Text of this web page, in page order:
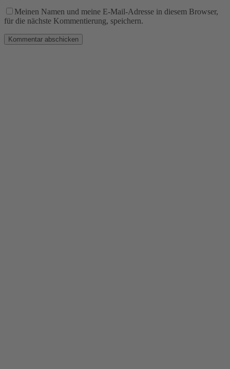
Meinen Namen und meine E-Mail-Adresse in diesem Browser,
für die nächste Kommentierung, speichern.